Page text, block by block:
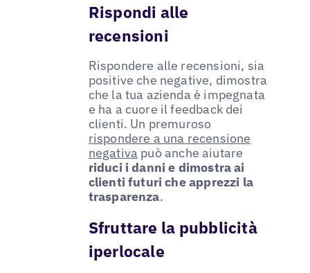
Rispondi alle
recensioni
Rispondere alle recensioni, sia
positive che negative, dimostra
che la tua azienda è impegnata
e ha a cuore il feedback dei
clienti. Un premuroso
rispondere a una recensione
negativa può anche aiutare
riduci i danni e dimostra ai
clienti futuri che apprezzi la
trasparenza.
Sfruttare la pubblicità
iperlocale